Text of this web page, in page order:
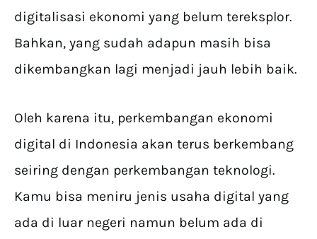
digitalisasi ekonomi yang belum tereksplor.
Bahkan, yang sudah adapun masih bisa
dikembangkan lagi menjadi jauh lebih baik.
Oleh karena itu, perkembangan ekonomi
digital di Indonesia akan terus berkembang
seiring dengan perkembangan teknologi.
Kamu bisa meniru jenis usaha digital yang
ada di luar negeri namun belum ada di